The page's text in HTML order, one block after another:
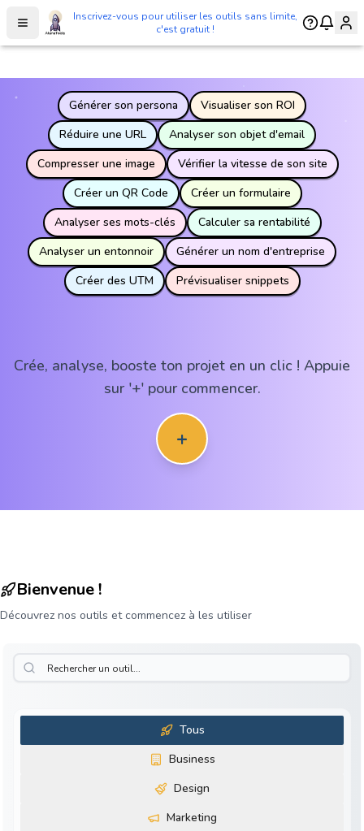
Toggle Sidebar
Inscrivez-vous pour utiliser les outils sans limite,
c'est gratuit !
Générer son persona
Visualiser son ROI
Réduire une URL
Analyser son objet d'email
Compresser une image
Vérifier la vitesse de son site
Créer un QR Code
Créer un formulaire
Analyser ses mots-clés
Calculer sa rentabilité
Analyser un entonnoir
Générer un nom d'entreprise
Créer des UTM
Prévisualiser snippets
Crée, analyse, booste ton projet en un clic ! Appuie
sur '+' pour commencer.
+
Toggle Sidebar
Inscrivez-vous pour utiliser les outils sans limite,
c'est gratuit !
Bienvenue !
Découvrez nos outils et commencez à les utiliser
Tous
Business
Design
Marketing